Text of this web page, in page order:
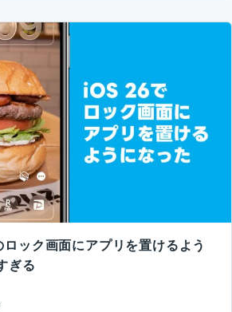
ック画面にアプリを置けるよう
ぎる